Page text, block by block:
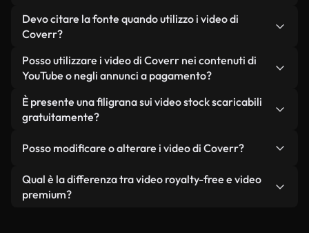
mantengono alta la qualità, riducono al minimo i
tempi di caricamento e migliorano parametri
come LCP.
Puoi crearne uno all'istante utilizzando Coverr AI
Studio. Ti basta descrivere la scena, ad esempio
pochi secondi un video personalizzato in
conformità con i nostri standard di licenza.
Devo citare la fonte quando utilizzo i video di
Coverr?
Non è richiesto alcun riconoscimento dell'autore.
Tutti i video presenti nella nostra libreria sono
senza citare il creatore, sebbene sia sempre
gradito.
Posso utilizzare i video di Coverr nei contenuti di
YouTube o negli annunci a pagamento?
Sì. Tutti i filmati di Coverr possono essere utilizzati
in video monetizzati su YouTube, promozioni sui
condizione che non si rivendano o ridistribuiscano
È presente una filigrana sui video stock scaricabili
gratuitamente?
reali o generati dall'intelligenza artificiale, include
filigrane. Avrai a disposizione filmati puliti e pronti
all'uso.
Posso modificare o alterare i video di Coverr?
Sì. Siete liberi di tagliare, ritagliare o remixare i
nostri video. Assicuratevi solo che il prodotto
Qual è la differenza tra video royalty-free e video
premium?